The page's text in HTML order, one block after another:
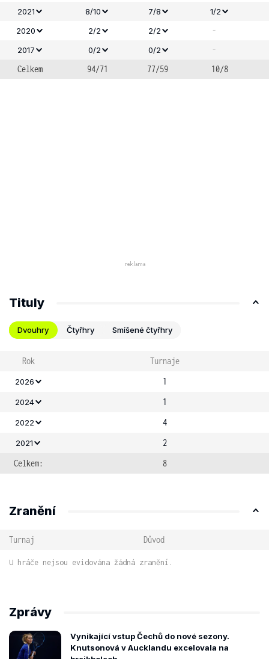
2021
8/10 7/8
1/2
2020
2/2 2/2 -
2017 0/2 0/2
-
Celkem
94/71 77/59 10/8
Tituly
Dvouhry Čtyřhry Smíšené čtyřhry
Rok Turnaje
2026 1
2024 1
2022 4
2021
2
Celkem:
8
Zranění
Turnaj Důvod
U hráče nejsou evidována žádná zranění.
Zprávy
Vynikající vstup Čechů do nové sezony.
Knutsonová v Aucklandu excelovala na